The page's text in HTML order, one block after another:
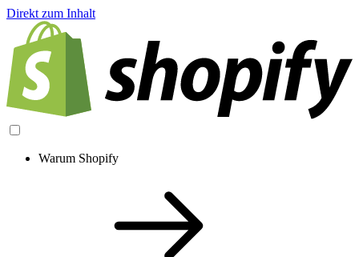
Direkt zum Inhalt
Warum Shopify